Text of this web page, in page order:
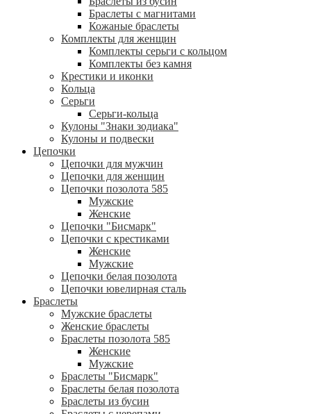
Браслеты с магнитами
Кожаные браслеты
Комплекты для женщин
Комплекты серьги с кольцом
Комплекты без камня
Крестики и иконки
Кольца
Серьги
Серьги-кольца
Кулоны "Знаки зодиака"
Кулоны и подвески
Цепочки
Цепочки для мужчин
Цепочки для женщин
Цепочки позолота 585
Мужские
Женские
Цепочки "Бисмарк"
Цепочки с крестиками
Женские
Мужские
Цепочки белая позолота
Цепочки ювелирная сталь
Браслеты
Мужские браслеты
Женские браслеты
Браслеты позолота 585
Женские
Мужские
Браслеты "Бисмарк"
Браслеты белая позолота
Браслеты из бусин